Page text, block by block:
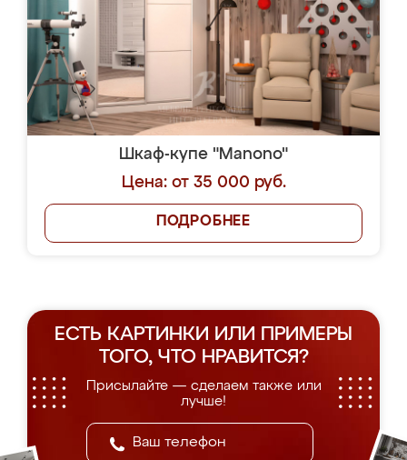
Шкаф-купе "Manono"
Цена: от 35 000 руб.
ПОДРОБНЕЕ
ЕСТЬ КАРТИНКИ ИЛИ ПРИМЕРЫ
ТОГО, ЧТО НРАВИТСЯ?
Присылайте — сделаем также или
лучше!